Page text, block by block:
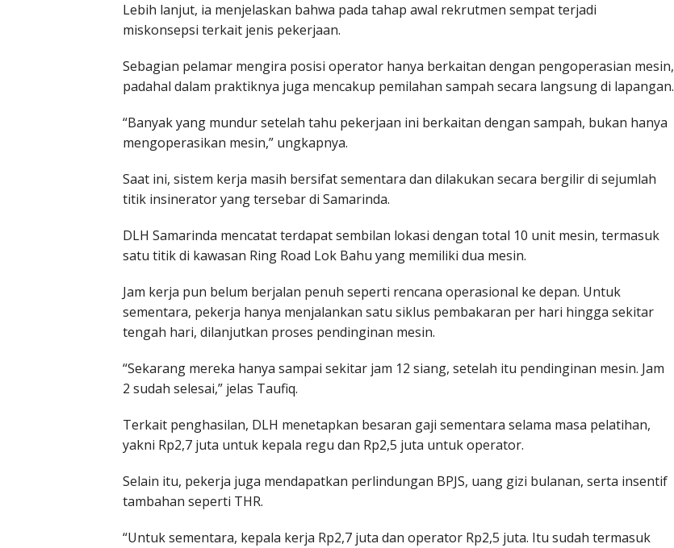
Lebih lanjut, ia menjelaskan bahwa pada tahap awal rekrutmen sempat terjadi
miskonsepsi terkait jenis pekerjaan.
Sebagian pelamar mengira posisi operator hanya berkaitan dengan pengoperasian mesin,
padahal dalam praktiknya juga mencakup pemilahan sampah secara langsung di lapangan.
“Banyak yang mundur setelah tahu pekerjaan ini berkaitan dengan sampah, bukan hanya
mengoperasikan mesin,” ungkapnya.
Saat ini, sistem kerja masih bersifat sementara dan dilakukan secara bergilir di sejumlah
titik insinerator yang tersebar di Samarinda.
DLH Samarinda mencatat terdapat sembilan lokasi dengan total 10 unit mesin, termasuk
satu titik di kawasan Ring Road Lok Bahu yang memiliki dua mesin.
Jam kerja pun belum berjalan penuh seperti rencana operasional ke depan. Untuk
sementara, pekerja hanya menjalankan satu siklus pembakaran per hari hingga sekitar
tengah hari, dilanjutkan proses pendinginan mesin.
“Sekarang mereka hanya sampai sekitar jam 12 siang, setelah itu pendinginan mesin. Jam
2 sudah selesai,” jelas Taufiq.
Terkait penghasilan, DLH menetapkan besaran gaji sementara selama masa pelatihan,
yakni Rp2,7 juta untuk kepala regu dan Rp2,5 juta untuk operator.
Selain itu, pekerja juga mendapatkan perlindungan BPJS, uang gizi bulanan, serta insentif
tambahan seperti THR.
“Untuk sementara, kepala kerja Rp2,7 juta dan operator Rp2,5 juta. Itu sudah termasuk